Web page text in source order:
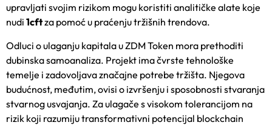
upravljati svojim rizikom mogu koristiti analitičke alate koje
nudi 1cftza pomoć u praćenju tržišnih trendova.
Odluci o ulaganju kapitala u ZDM Token mora prethoditi
dubinska samoanaliza. Projekt ima čvrste tehnološke
temelje i zadovoljava značajne potrebe tržišta. Njegova
budućnost, međutim, ovisi o izvršenju i sposobnosti stvaranja
stvarnog usvajanja. Za ulagače s visokom tolerancijom na
rizik koji razumiju transformativni potencijal blockchain